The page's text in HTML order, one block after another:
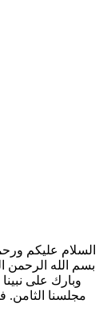
السلام عليكم
بسم الله الرحمن
وبارك على
مجلسنا الثامن.